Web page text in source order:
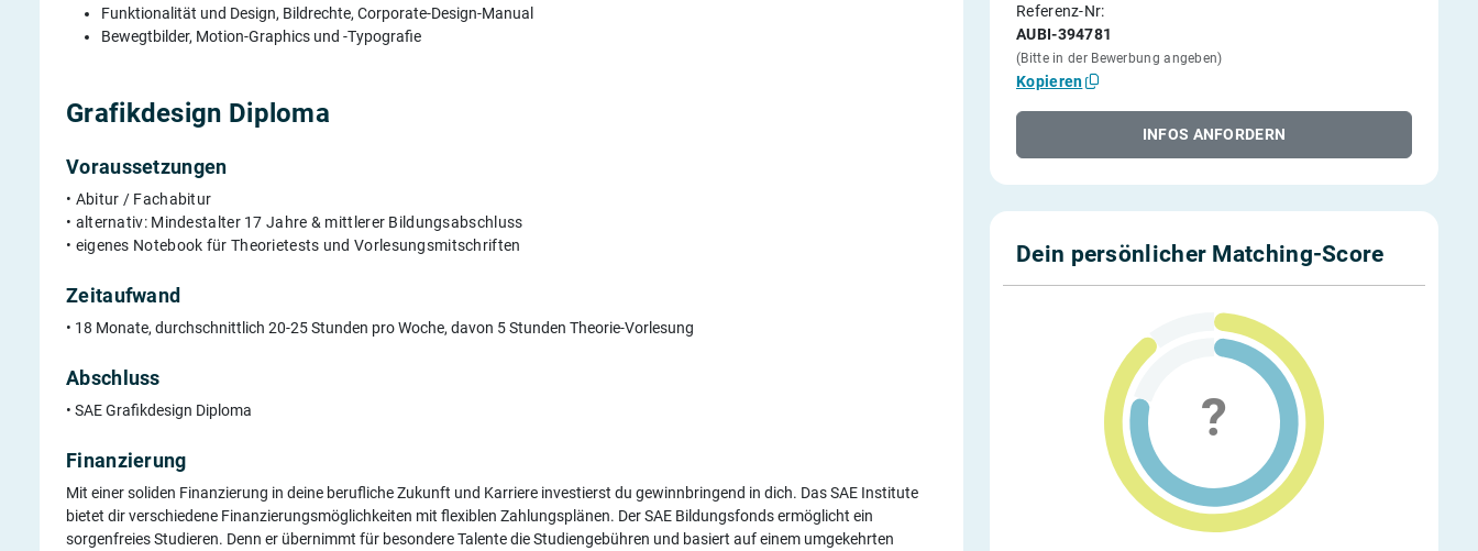
Funktionalität und Design, Bildrechte, Corporate-Design-Manual
Bewegtbilder, Motion-Graphics und -Typografie
Grafikdesign Diploma
Voraussetzungen
• Abitur / Fachabitur
• alternativ: Mindestalter 17 Jahre & mittlerer Bildungsabschluss
• eigenes Notebook für Theorietests und Vorlesungsmitschriften
Zeitaufwand
• 18 Monate, durchschnittlich 20-25 Stunden pro Woche, davon 5 Stunden Theorie-Vorlesung
Abschluss
• SAE Grafikdesign Diploma
Finanzierung
Mit einer soliden Finanzierung in deine berufliche Zukunft und Karriere investierst du gewinnbringend in dich. Das SAE Institute
bietet dir verschiedene Finanzierungsmöglichkeiten mit flexiblen Zahlungsplänen. Der SAE Bildungsfonds ermöglicht ein
sorgenfreies Studieren. Denn er übernimmt für besondere Talente die Studiengebühren und basiert auf einem umgekehrten
Referenz-Nr:
AUBI-394781
(Bitte in der Bewerbung angeben)
Kopieren
INFOS ANFORDERN
Dein persönlicher Matching-Score